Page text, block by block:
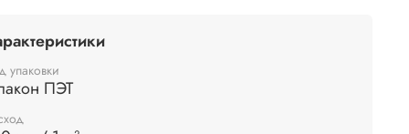
кисти. После высыхания образует
гладкое и ровное покрытие. Его белый цвет
улучшению распределения цвета
слоев, делая их более яркими и
Акриловый грунт отличается быстрой
упаковки
ПЭТ